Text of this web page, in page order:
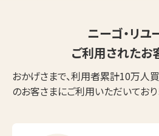
ニーゴ・リユ
ご利用されたお
おかげさまで、利用者累計10万人
のお客さまにご利用いただいており